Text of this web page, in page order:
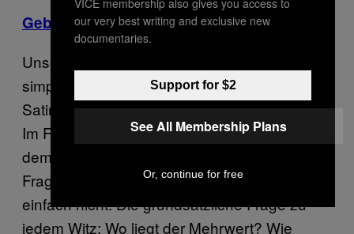
Gebrüder Moped, Comedy-Duo
Unsere selbst auferlegten Spielregeln sind
simpel und dementsprechend unoriginell:
Satire tritt nach oben und nicht nach unten.
Im Falle von Verbrechensopfern ist die Lage
demnach übersichtlich. Da stellt sich nicht die
Frage, ob man das tut: Das braucht es
einfach nicht. Die grundsätzliche Frage zu
jedem Witz: Wo liegt der Mehrwert? Wie
our very best writing and exclusive new
documentaries.
Support for $2
See All Membership Plans
Or, continue for free